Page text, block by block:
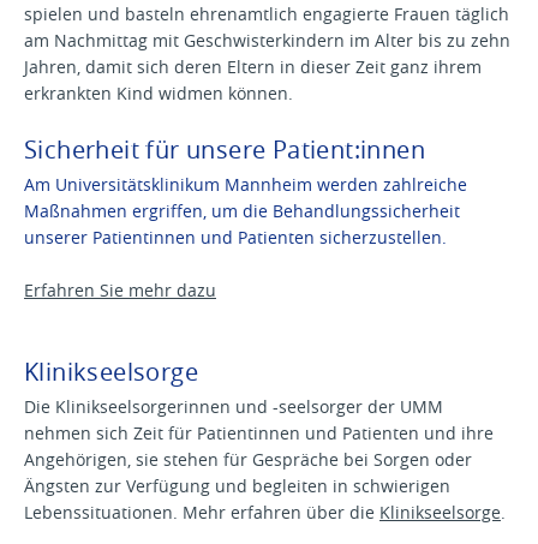
spielen und basteln ehrenamtlich engagierte Frauen täglich
am Nachmittag mit Geschwisterkindern im Alter bis zu zehn
Jahren, damit sich deren Eltern in dieser Zeit ganz ihrem
erkrankten Kind widmen können.
Sicherheit für unsere Patient:innen
Am Universitätsklinikum Mannheim werden zahlreiche
Maßnahmen ergriffen, um die Behandlungssicherheit
unserer Patientinnen und Patienten sicherzustellen.
Erfahren Sie mehr dazu
Klinikseelsorge
Die Klinikseelsorgerinnen und -seelsorger der UMM
nehmen sich Zeit für Patientinnen und Patienten und ihre
Angehörigen, sie stehen für Gespräche bei Sorgen oder
Ängsten zur Verfügung und begleiten in schwierigen
Lebenssituationen. Mehr erfahren über die Klinikseelsorge.